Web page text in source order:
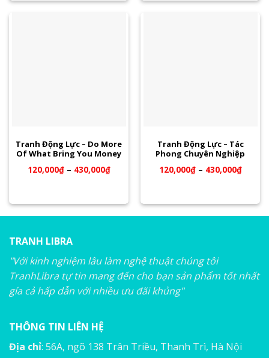
Tranh Động Lực – Do More
Of What Bring You Money
120,000₫– 430,000₫
Tranh Động Lực – Tác
Phong Chuyên Nghiệp
120,000₫– 430,000₫
TRANH LIBRA
"Với kinh nghiệm lâu làm nghệ thuật chúng tôi
TranhLibra tự tin mang đến cho bạn sản phẩm tốt nhất
gía cả hấp dẫn với nhiều ưu đãi khủng"
THÔNG TIN LIÊN HỆ
Địa chỉ: 56A, ngõ 138 Trân Triều, Thanh Trì, Hà Nội